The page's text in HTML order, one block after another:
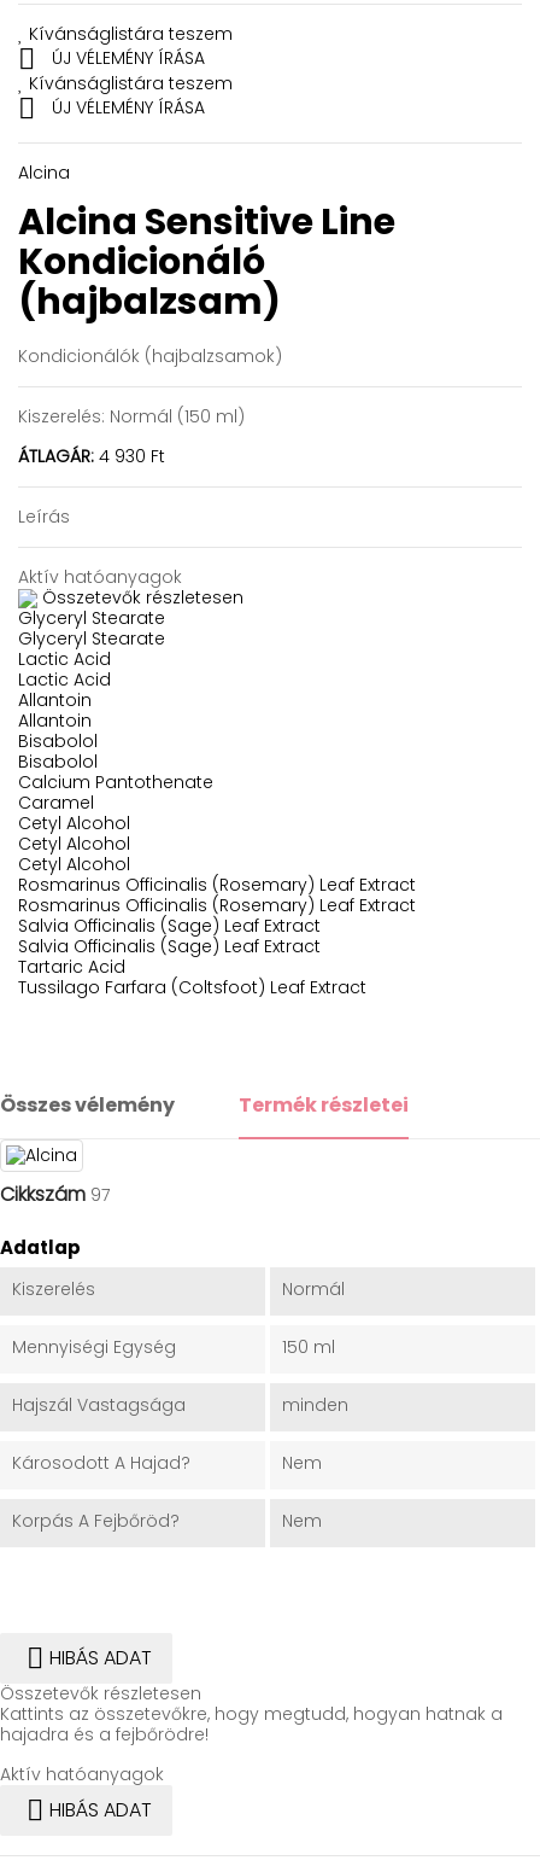
Kívánságlistára teszem

ÚJ VÉLEMÉNY ÍRÁSA
Kívánságlistára teszem
 ÚJ VÉLEMÉNY ÍRÁSA
Alcina
Alcina Sensitive Line
Kondicionáló
(hajbalzsam)
Kondicionálók (hajbalzsamok)
Kiszerelés: Normál (150 ml)
ÁTLAGÁR: 4 930 Ft
Leírás
Aktív hatóanyagok
Összetevők részletesen
Glyceryl Stearate
Glyceryl Stearate
Lactic Acid
Lactic Acid
Allantoin
Allantoin
Bisabolol
Bisabolol
Calcium Pantothenate
Caramel
Cetyl Alcohol
Cetyl Alcohol
Cetyl Alcohol
Rosmarinus Officinalis (Rosemary) Leaf Extract
Rosmarinus Officinalis (Rosemary) Leaf Extract
Salvia Officinalis (Sage) Leaf Extract
Salvia Officinalis (Sage) Leaf Extract
Tartaric Acid
Tussilago Farfara (Coltsfoot) Leaf Extract
Összes vélemény Termék részletei
Cikkszám 97
Adatlap
Kiszerelés Normál
Mennyiségi Egység 150 ml
Hajszál Vastagsága minden
Károsodott A Hajad? Nem
Korpás A Fejbőröd? Nem
 HIBÁS ADAT
Összetevők részletesen
Kattints az összetevőkre, hogy megtudd, hogyan hatnak a
hajadra és a fejbőrödre!
Aktív hatóanyagok
 HIBÁS ADAT